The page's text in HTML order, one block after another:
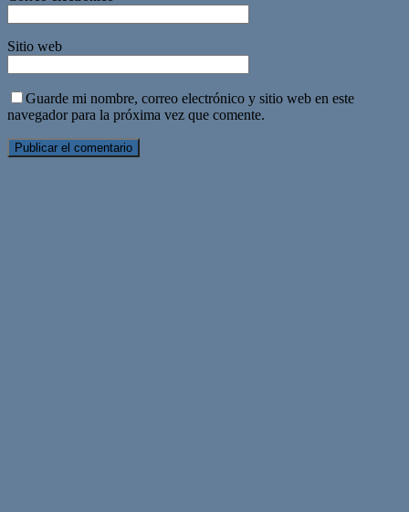
Sitio web
Guarde mi nombre, correo electrónico y sitio web en este
navegador para la próxima vez que comente.